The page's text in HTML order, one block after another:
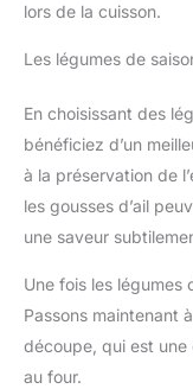
lors de la cuisson.
Les légumes de
En choisissant des
bénéficiez d’un
à la préservation de
les gousses d’ail
une saveur
Une fois les légumes
Passons maintenant
découpe, qui est une
au four.